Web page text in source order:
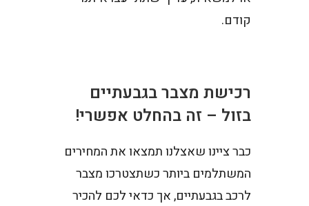
קודם.
רכישת מצבר בגבעתיים
בזול – זה בהחלט אפשרי!
כבר ציינו שאצלנו תמצאו את המחירים
המשתלמים ביותר כשתצטרכו מצבר
לרכב בגבעתיים, אך כדאי לכם להכיר